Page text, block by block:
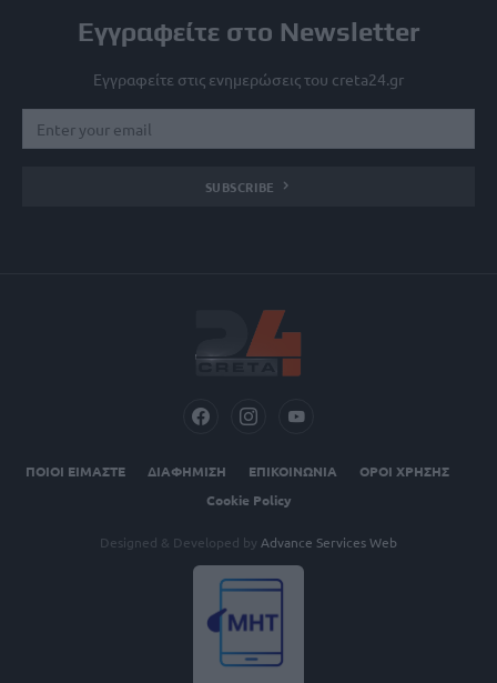
Εγγραφείτε στο Newsletter
Εγγραφείτε στις ενημερώσεις του creta24.gr
SUBSCRIBE
ΠΟΙΟΙ ΕΙΜΑΣΤΕ ΔΙΑΦΗΜΙΣΗ ΕΠΙΚΟΙΝΩΝΙΑ
ΟΡΟΙ ΧΡΗΣΗΣ
Cookie Policy
Designed & Developed by Advance Services Web